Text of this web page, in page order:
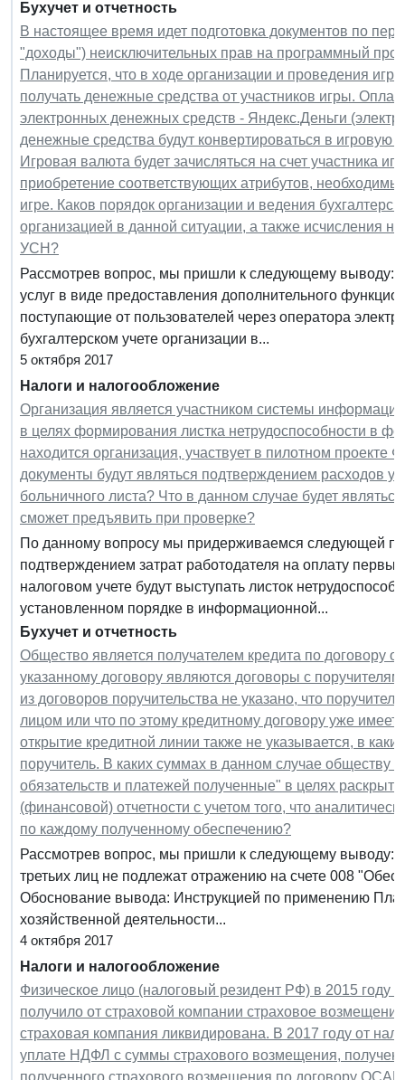
Бухучет и отчетность
В настоящее время идет подготовка документов по
"доходы") неисключительных прав на программный
Планируется, что в ходе организации и проведения
получать денежные средства от участников игры.
электронных денежных средств - Яндекс.Деньги
денежные средства будут конвертироваться в игровую
Игровая валюта будет зачисляться на счет участника
приобретение соответствующих атрибутов,
игре. Каков порядок организации и ведения
организацией в данной ситуации, а также исчисления
УСН?
Рассмотрев вопрос, мы пришли к следующему выводу:
услуг в виде предоставления дополнительного
поступающие от пользователей через оператора
бухгалтерском учете организации в...
5 октября 2017
Налоги и налогообложение
Организация является участником системы
в целях формирования листка нетрудоспособности в
находится организация, участвует в пилотном проекте
документы будут являться подтверждением расходов у
больничного листа? Что в данном случае будет
сможет предъявить при проверке?
По данному вопросу мы придерживаемся следующей
подтверждением затрат работодателя на оплату
налоговом учете будут выступать листок
установленном порядке в информационной...
Бухучет и отчетность
Общество является получателем кредита по договору
указанному договору являются договоры с
из договоров поручительства не указано, что
лицом или что по этому кредитному договору уже
открытие кредитной линии также не указывается, в
поручитель. В каких суммах в данном случае обществу
обязательств и платежей полученные" в целях
(финансовой) отчетности с учетом того, что
по каждому полученному обеспечению?
Рассмотрев вопрос, мы пришли к следующему выводу:
третьих лиц не подлежат отражению на счете 008
Обоснование вывода: Инструкцией по применению
хозяйственной деятельности...
4 октября 2017
Налоги и налогообложение
Физическое лицо (налоговый резидент РФ) в 2015 году
получило от страховой компании страховое
страховая компания ликвидирована. В 2017 году от
уплате НДФЛ с суммы страхового возмещения,
полученного страхового возмещения по договору